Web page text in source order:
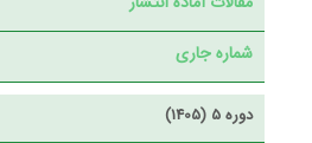
شماره جاری
دوره 5 (1405)